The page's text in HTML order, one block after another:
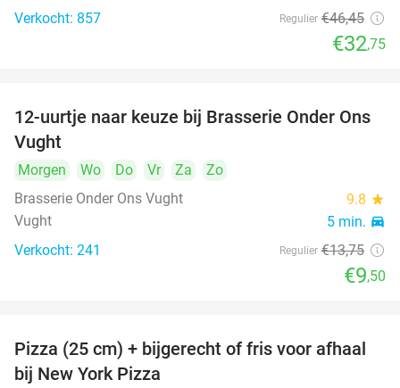
Verkocht: 857 Regulier €46,45
€32,75
31%
12-uurtje naar keuze bij Brasserie Onder Ons
Vught
Morgen Wo Do Vr Za
Zo
Brasserie Onder Ons Vught
9.8 star
Vught 5 min. directions_car
Verkocht: 241 Regulier €13,75
€9,50
48%
Pizza (25 cm) + bijgerecht of fris voor afhaal
bij New York Pizza